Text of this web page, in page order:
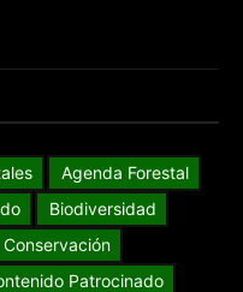
Agenda Forestal
Biodiversidad
Conservación
Patrocinado